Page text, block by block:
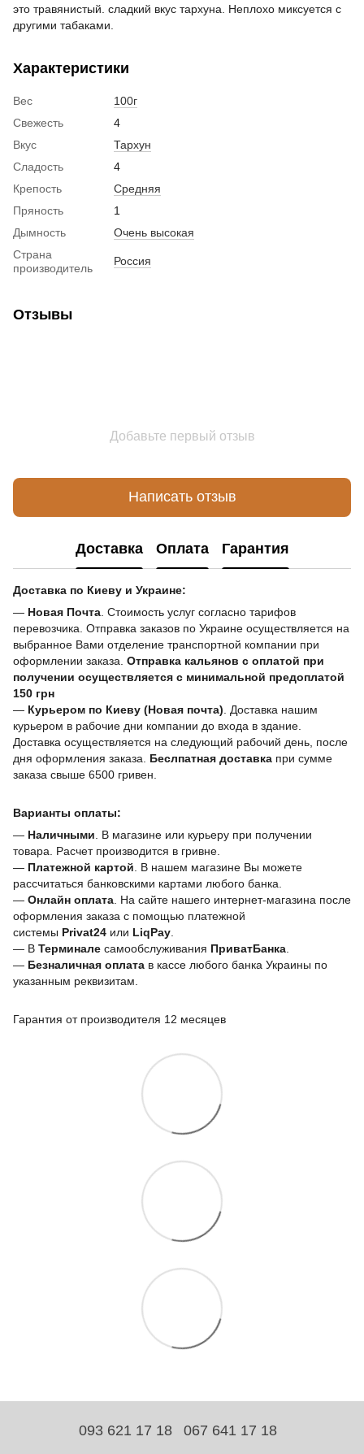
это травянистый. сладкий вкус тархуна. Неплохо миксуется с
другими табаками.
Характеристики
Вес
100г
Свежесть
4
Вкус
Тархун
Сладость
4
Крепость
Средняя
Пряность
1
Дымность
Очень высокая
Страна
производитель
Россия
Отзывы
Добавьте первый отзыв
Написать отзыв
Доставка Оплата Гарантия
Доставка по Киеву и Украине:
— Новая Почта . Стоимость услуг согласно тарифов
перевозчика. Отправка заказов по Украине осуществляется на
выбранное Вами отделение транспортной компании при
оформлении заказа. Отправка кальянов с оплатой при
получении осуществляется с минимальной предоплатой
150 грн
— Курьером по Киеву (Новая почта) . Доставка нашим
курьером в рабочие дни компании до входа в здание.
Доставка осуществляется на следующий рабочий день, после
дня оформления заказа. Беслпатная доставка при сумме
заказа свыше 6500 гривен.
Варианты оплаты:
— Наличными . В магазине или курьеру при получении
товара. Расчет производится в гривне.
— Платежной картой . В нашем магазине Вы можете
рассчитаться банковскими картами любого банка.
— Онлайн оплата . На сайте нашего интернет-магазина после
оформления заказа с помощью платежной
системы Privat24 или LiqPay
— В Терминале самообслуживания ПриватБанка
— Безналичная оплата в кассе любого банка Украины по
указанным реквизитам.
Гарантия от производителя 12 месяцев
093 621 17 18 067 641 17 18